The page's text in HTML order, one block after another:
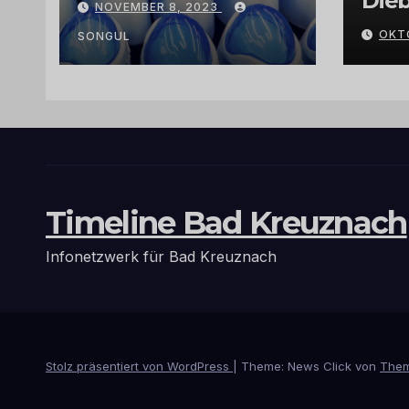
Arganöl,
Kaktusfeigenkernöl
und
vertrauenswürdige
NOVEMBER 8, 2023
SONGUL
Timeline Bad Kreuznach
Infonetzwerk für Bad Kreuznach
Stolz präsentiert von WordPress Theme: News Click von